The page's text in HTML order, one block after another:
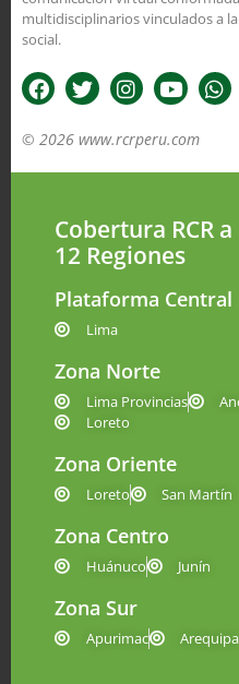
multidisciplinarios vinculados a
social.
© 2026 www.rcrperu.com
Cobertura RCR
12 Regiones
Plataforma Central
Lima
Zona Norte
Lima Provincias
Loreto
Zona Oriente
Loreto San Martín
Zona Centro
Huánuco Junín
Zona Sur
Apurimac Arequipa